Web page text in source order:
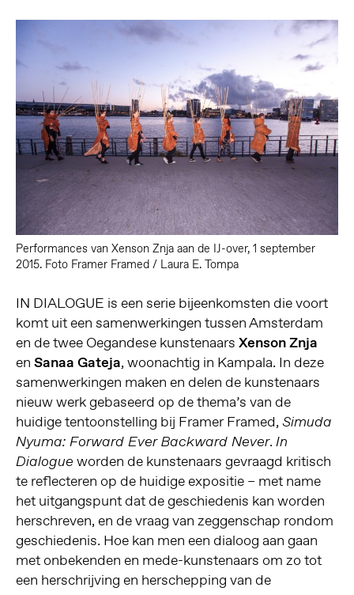
Performances van Xenson Znja aan de IJ-over, 1 september
2015. Foto Framer Framed / Laura E. Tompa
IN DIALOGUE is een serie bijeenkomsten die voort
komt uit een samenwerkingen tussen Amsterdam
en de twee Oegandese kunstenaars Xenson Znja
en Sanaa Gateja, woonachtig in Kampala. In deze
samenwerkingen maken en delen de kunstenaars
nieuw werk gebaseerd op de thema’s van de
huidige tentoonstelling bij Framer Framed, Simuda
Nyuma: Forward Ever Backward Never. In
Dialogue worden de kunstenaars gevraagd kritisch
te reflecteren op de huidige expositie – met name
het uitgangspunt dat de geschiedenis kan worden
herschreven, en de vraag van zeggenschap rondom
geschiedenis. Hoe kan men een dialoog aan gaan
met onbekenden en mede-kunstenaars om zo tot
een herschrijving en herschepping van de